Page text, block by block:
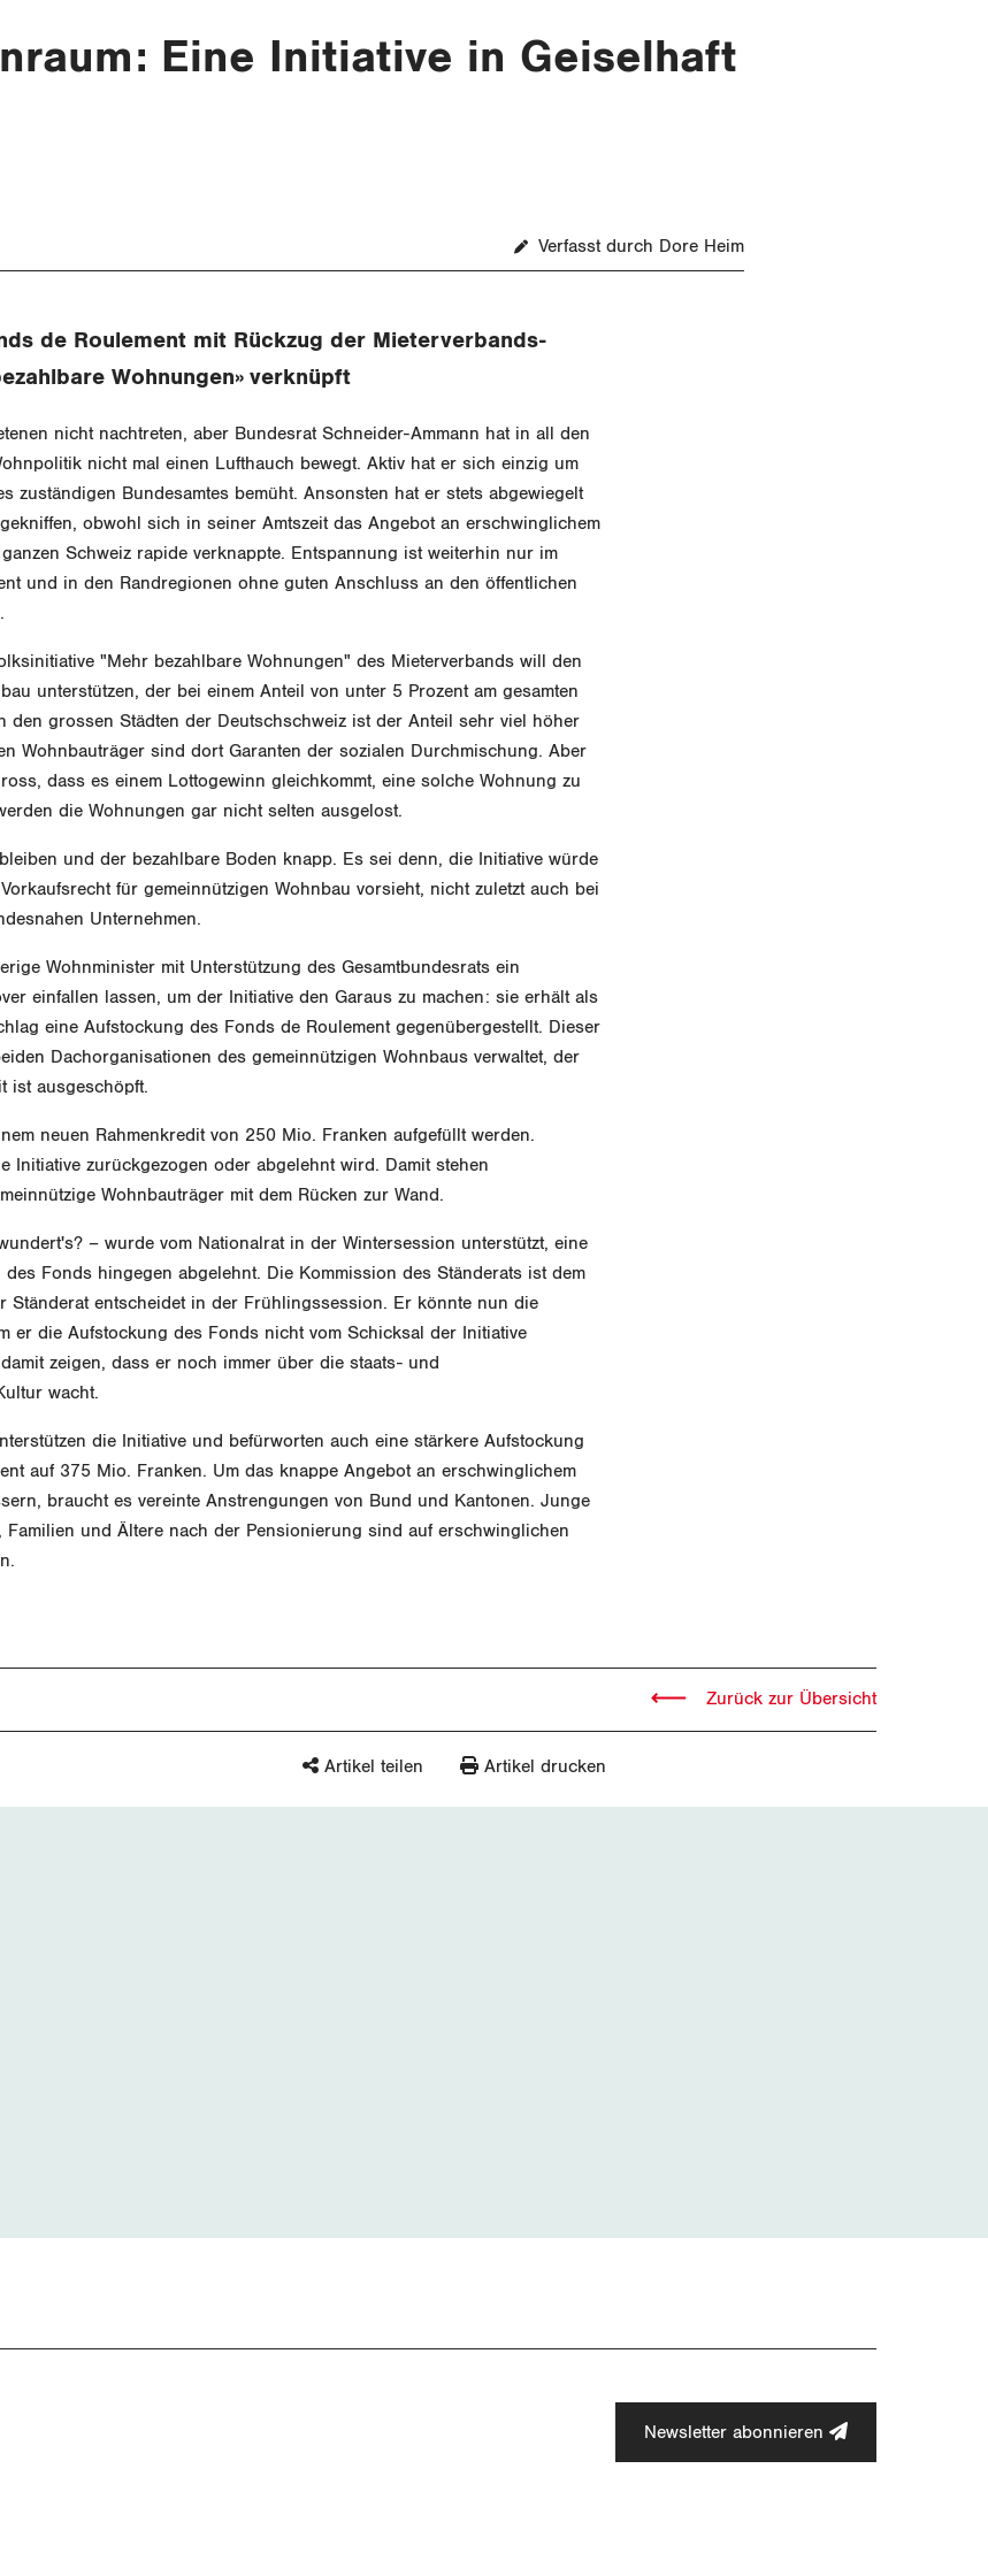
Eine Initiative in Geiselhaft
Verfasst durch Dore Heim
de Roulement mit Rückzug der Mieterverbands-
Wohnungen» verknüpft
nicht nachtreten, aber Bundesrat Schneider-Ammann hat in all den
nicht mal einen Lufthauch bewegt. Aktiv hat er sich einzig um
zuständigen Bundesamtes bemüht. Ansonsten hat er stets abgewiegelt
obwohl sich in seiner Amtszeit das Angebot an erschwinglichem
Schweiz rapide verknappte. Entspannung ist weiterhin nur im
und in den Randregionen ohne guten Anschluss an den öffentlichen
"Mehr bezahlbare Wohnungen" des Mieterverbands will den
unterstützen, der bei einem Anteil von unter 5 Prozent am gesamten
den grossen Städten der Deutschschweiz ist der Anteil sehr viel höher
Wohnbauträger sind dort Garanten der sozialen Durchmischung. Aber
dass es einem Lottogewinn gleichkommt, eine solche Wohnung zu
die Wohnungen gar nicht selten ausgelost.
und der bezahlbare Boden knapp. Es sei denn, die Initiative würde
für gemeinnützigen Wohnbau vorsieht, nicht zuletzt auch bei
Unternehmen.
Wohnminister mit Unterstützung des Gesamtbundesrats ein
einfallen lassen, um der Initiative den Garaus zu machen: sie erhält als
eine Aufstockung des Fonds de Roulement gegenübergestellt. Dieser
Dachorganisationen des gemeinnützigen Wohnbaus verwaltet, der
ist ausgeschöpft.
neuen Rahmenkredit von 250 Mio. Franken aufgefüllt werden.
Initiative zurückgezogen oder abgelehnt wird. Damit stehen
Wohnbauträger mit dem Rücken zur Wand.
– wurde vom Nationalrat in der Wintersession unterstützt, eine
Fonds hingegen abgelehnt. Die Kommission des Ständerats ist dem
Ständerat entscheidet in der Frühlingssession. Er könnte nun die
er die Aufstockung des Fonds nicht vom Schicksal der Initiative
zeigen, dass er noch immer über die staats- und
wacht.
die Initiative und befürworten auch eine stärkere Aufstockung
auf 375 Mio. Franken. Um das knappe Angebot an erschwinglichem
braucht es vereinte Anstrengungen von Bund und Kantonen. Junge
Familien und Ältere nach der Pensionierung sind auf erschwinglichen
Zurück zur Übersicht
Artikel teilen Artikel drucken
Newsletter abonnieren